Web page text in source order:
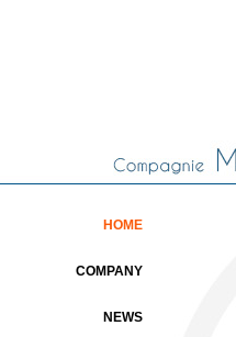
HOME
COMPANY
NEWS